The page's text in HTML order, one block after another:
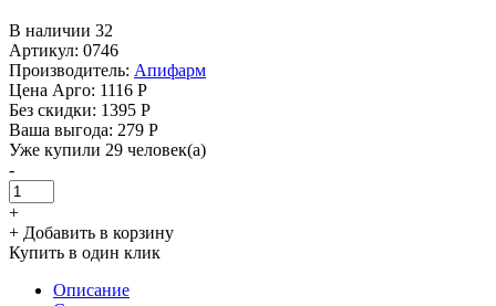
В наличии 32
Артикул: 0746
Производитель: Апифарм
Цена Арго: 1116 Р
Без скидки: 1395 Р
Ваша выгода: 279 Р
Уже купили 29 человек(а)
-
+
+ Добавить в корзину
Купить в один клик
Описание